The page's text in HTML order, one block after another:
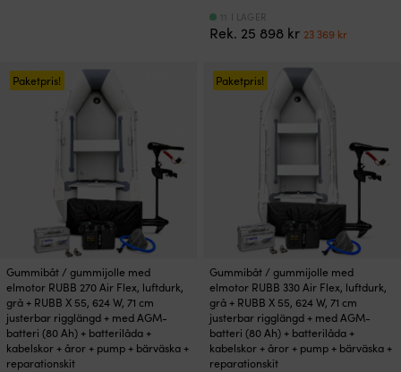
Rek. 25 898 kr Det
priset
var:
25
898 kr.
23 369 krDet
11 I LAGER
Paketpris!
Gummibåt / gummijolle med
elmotor RUBB 270 Air Flex, luftdurk,
grå + RUBB X 55, 624 W, 71 cm
justerbar rigglängd + med AGM-
batteri (80 Ah) + batterilåda +
kabelskor + åror + pump + bärväska +
reparationskit
Paketpris!
Gummibåt / gummijolle med
elmotor RUBB 330 Air Flex, luftdurk,
grå + RUBB X 55, 624 W, 71 cm
justerbar rigglängd + med AGM-
batteri (80 Ah) + batterilåda +
kabelskor + åror + pump + bärväska +
reparationskit